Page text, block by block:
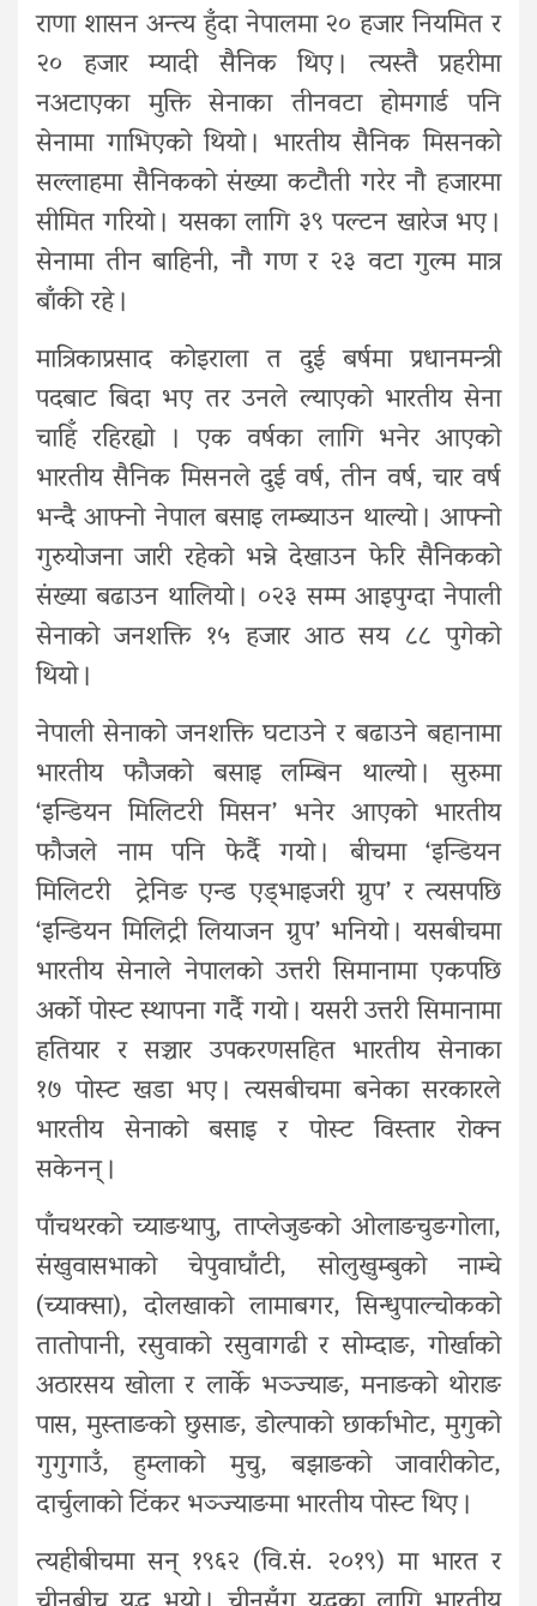
राणा शासन अन्त्य हुँदा नेपालमा २० हजार नियमित र
२० हजार म्यादी सैनिक थिए । त्यस्तै प्रहरीमा
नअटाएका मुक्ति सेनाका तीनवटा होमगार्ड पनि
सेनामा गाभिएको थियो । भारतीय सैनिक मिसनको
सल्लाहमा सैनिकको संख्या कटौती गरेर नौ हजारमा
सीमित गरियो । यसका लागि ३९ पल्टन खारेज भए ।
सेनामा तीन बाहिनी, नौ गण र २३ वटा गुल्म मात्र
बाँकी रहे ।
मात्रिकाप्रसाद कोइराला त दुई बर्षमा प्रधानमन्त्री
पदबाट बिदा भए तर उनले ल्याएको भारतीय सेना
चाहिँ रहिरह्यो । एक वर्षका लागि भनेर आएको
भारतीय सैनिक मिसनले दुई वर्ष, तीन वर्ष, चार वर्ष
भन्दै आफ्नो नेपाल बसाइ लम्ब्याउन थाल्यो । आफ्नो
गुरुयोजना जारी रहेको भन्ने देखाउन फेरि सैनिकको
संख्या बढाउन थालियो । ०२३ सम्म आइपुग्दा नेपाली
सेनाको जनशक्ति १५ हजार आठ सय ८८ पुगेको
थियो ।
नेपाली सेनाको जनशक्ति घटाउने र बढाउने बहानामा
भारतीय फौजको बसाइ लम्बिन थाल्यो । सुरुमा
‘इन्डियन मिलिटरी मिसन’ भनेर आएको भारतीय
फौजले नाम पनि फेर्दै गयो । बीचमा ‘इन्डियन
मिलिटरी ट्रेनिङ एन्ड एड्भाइजरी ग्रुप’ र त्यसपछि
‘इन्डियन मिलिट्री लियाजन ग्रुप’ भनियो । यसबीचमा
भारतीय सेनाले नेपालको उत्तरी सिमानामा एकपछि
अर्को पोस्ट स्थापना गर्दै गयो । यसरी उत्तरी सिमानामा
हतियार र सञ्चार उपकरणसहित भारतीय सेनाका
१७ पोस्ट खडा भए । त्यसबीचमा बनेका सरकारले
भारतीय सेनाको बसाइ र पोस्ट विस्तार रोक्न
सकेनन् ।
पाँचथरको च्याङथापु, ताप्लेजुङको ओलाङचुङगोला,
संखुवासभाको चेपुवाघाँटी, सोलुखुम्बुको नाम्चे
(च्याक्सा), दोलखाको लामाबगर, सिन्धुपाल्चोकको
तातोपानी, रसुवाको रसुवागढी र सोम्दाङ, गोर्खाको
अठारसय खोला र लार्के भञ्ज्याङ, मनाङको थोराङ
पास, मुस्ताङको छुसाङ, डोल्पाको छार्काभोट, मुगुको
गुगुगाउँ, हुम्लाको मुचु, बझाङको जावारीकोट,
दार्चुलाको टिंकर भञ्ज्याङमा भारतीय पोस्ट थिए ।
त्यहीबीचमा सन् १९६२ (वि.सं. २०१९) मा भारत र